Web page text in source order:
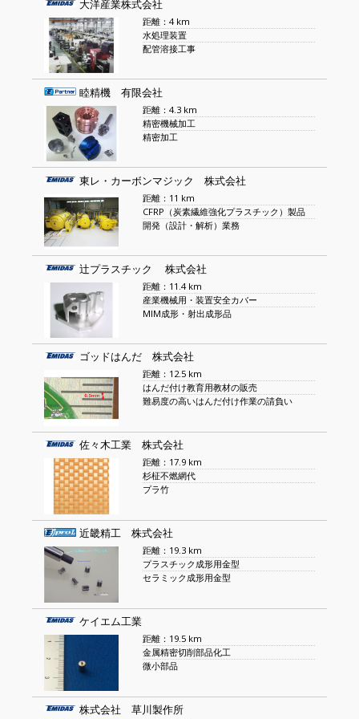
大洋産業株式会社
距離：4 km
水処理装置
配管溶接工事
睦精機 有限会社
距離：4.3 km
精密機械加工
精密加工
東レ・カーボンマジック 株式会社
距離：11 km
CFRP（炭素繊維強化プラスチック）製品
開発（設計・解析）業務
辻プラスチック 株式会社
距離：11.4 km
産業機械用・装置安全カバー
MIM成形・射出成形品
ゴッドはんだ 株式会社
距離：12.5 km
はんだ付け教育用教材の販売
難易度の高いはんだ付け作業の請負い
佐々木工業 株式会社
距離：17.9 km
杉柾不燃網代
プラ竹
近畿精工 株式会社
距離：19.3 km
プラスチック成形用金型
セラミック成形用金型
ケイエム工業
距離：19.5 km
金属精密切削部品化工
微小部品
株式会社 草川製作所